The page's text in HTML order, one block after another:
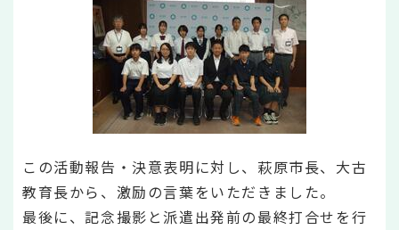
この活動報告・決意表明に対し、萩原市長、大古
教育長から、激励の言葉をいただきました。
最後に、記念撮影と派遣出発前の最終打合せを行